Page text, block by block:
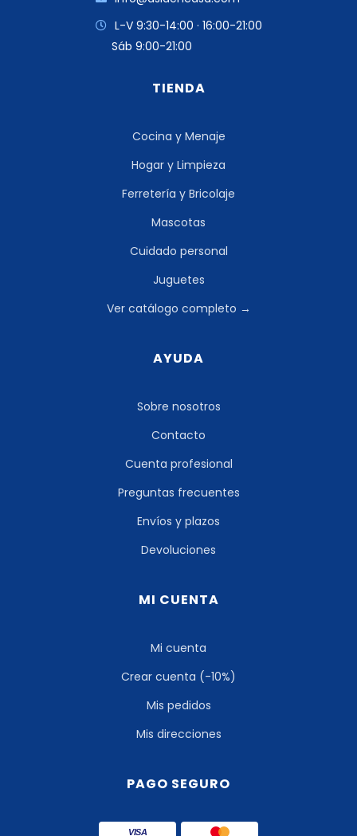
L-V 9:30-14:00 · 16:00-21:00
Sáb 9:00-21:00
TIENDA
Cocina y Menaje
Hogar y Limpieza
Ferretería y Bricolaje
Mascotas
Cuidado personal
Juguetes
Ver catálogo completo →
AYUDA
Sobre nosotros
Contacto
Cuenta profesional
Preguntas frecuentes
Envíos y plazos
Devoluciones
MI CUENTA
Mi cuenta
Crear cuenta (-10%)
Mis pedidos
Mis direcciones
PAGO SEGURO
VISA